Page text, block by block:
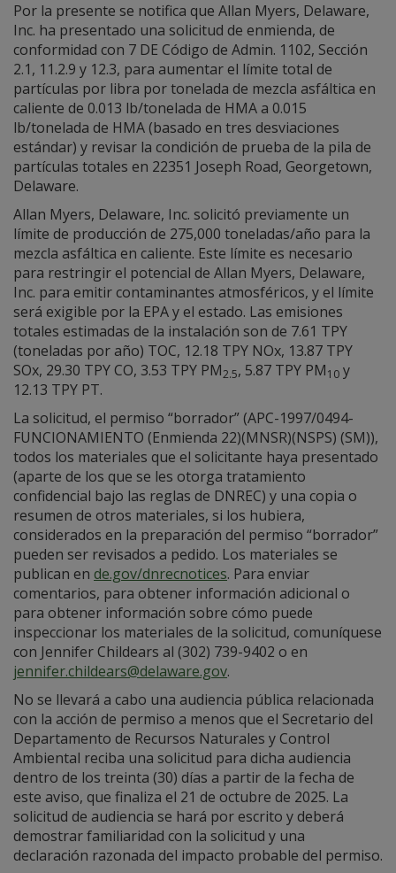
Por la presente se notifica que Allan Myers, Delaware,
Inc. ha presentado una solicitud de enmienda, de
conformidad con 7 DE Código de Admin. 1102, Sección
2.1, 11.2.9 y 12.3, para aumentar el límite total de
partículas por libra por tonelada de mezcla asfáltica en
caliente de 0.013 lb/tonelada de HMA a 0.015
lb/tonelada de HMA (basado en tres desviaciones
estándar) y revisar la condición de prueba de la pila de
partículas totales en 22351 Joseph Road, Georgetown,
Delaware.
Allan Myers, Delaware, Inc. solicitó previamente un
límite de producción de 275,000 toneladas/año para la
mezcla asfáltica en caliente. Este límite es necesario
para restringir el potencial de Allan Myers, Delaware,
Inc. para emitir contaminantes atmosféricos, y el límite
será exigible por la EPA y el estado. Las emisiones
totales estimadas de la instalación son de 7.61 TPY
(toneladas por año) TOC, 12.18 TPY NOx, 13.87 TPY
SOx, 29.30 TPY CO, 3.53 TPY PM2.5, 5.87 TPY PM10 y
12.13 TPY PT.
La solicitud, el permiso “borrador” (APC-1997/0494-
FUNCIONAMIENTO (Enmienda 22)(MNSR)(NSPS) (SM)),
todos los materiales que el solicitante haya presentado
(aparte de los que se les otorga tratamiento
confidencial bajo las reglas de DNREC) y una copia o
resumen de otros materiales, si los hubiera,
considerados en la preparación del permiso “borrador”
pueden ser revisados a pedido. Los materiales se
publican en de.gov/dnrecnotices. Para enviar
comentarios, para obtener información adicional o
para obtener información sobre cómo puede
inspeccionar los materiales de la solicitud, comuníquese
con Jennifer Childears al (302) 739-9402 o en
jennifer.childears@delaware.gov.
No se llevará a cabo una audiencia pública relacionada
con la acción de permiso a menos que el Secretario del
Departamento de Recursos Naturales y Control
Ambiental reciba una solicitud para dicha audiencia
dentro de los treinta (30) días a partir de la fecha de
este aviso, que finaliza el 21 de octubre de 2025. La
solicitud de audiencia se hará por escrito y deberá
demostrar familiaridad con la solicitud y una
declaración razonada del impacto probable del permiso.